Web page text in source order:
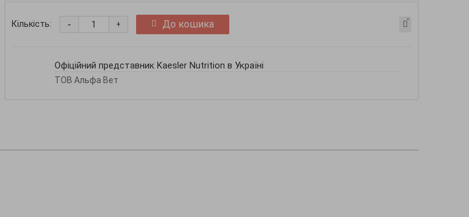
Кількість: +
- До кошика
Офіційний представник Kaesler Nutrition в Україні
ТОВ Альфа Вет